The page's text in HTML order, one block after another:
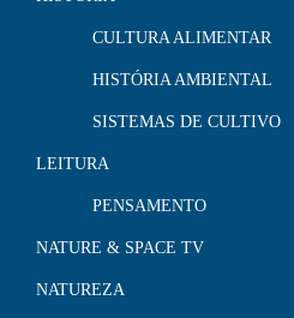
CULTURA ALIMENTAR
HISTÓRIA AMBIENTAL
SISTEMAS DE CULTIVO
LEITURA
PENSAMENTO
NATURE & SPACE TV
NATUREZA